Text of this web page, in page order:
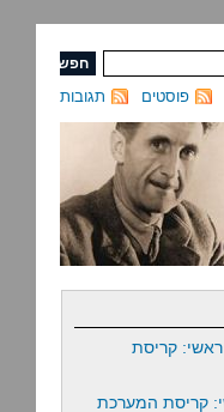
תגובות פוסטים
קריסת
קריסת המערכת